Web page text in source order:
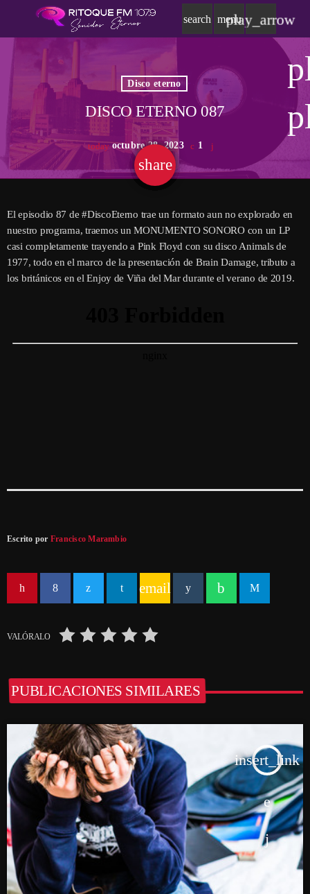
search menu
play_arrow
Disco eterno
DISCO ETERNO 087
today octubre 28, 2023 1
share
email
El episodio 87 de #DiscoEterno trae un formato aun no explorado en
nuestro programa, traemos un MONUMENTO SONORO con un LP
casi completamente trayendo a Pink Floyd con su disco Animals de
1977, todo en el marco de la presentación de Brain Damage, tributo a
los británicos en el Enjoy de Viña del Mar durante el verano de 2019.
Escrito por Francisco Marambio
email
VALÓRALO
PUBLICACIONES SIMILARES
insert_link